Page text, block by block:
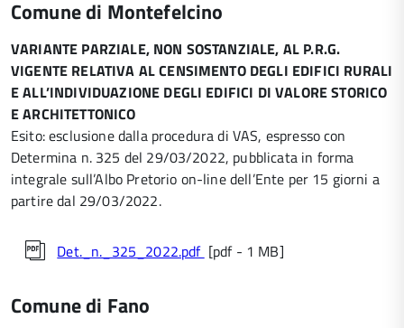
Comune di Montefelcino
VARIANTE PARZIALE, NON SOSTANZIALE, AL P.R.G.
VIGENTE RELATIVA AL CENSIMENTO DEGLI EDIFICI RURALI
E ALL’INDIVIDUAZIONE DEGLI EDIFICI DI VALORE STORICO
E ARCHITETTONICO
Esito: esclusione dalla procedura di VAS, espresso con
Determina n. 325 del 29/03/2022, pubblicata in forma
integrale sull’Albo Pretorio on-line dell’Ente per 15 giorni a
partire dal 29/03/2022.
Det._n._325_2022.pdf [pdf - 1 MB]
Comune di Fano